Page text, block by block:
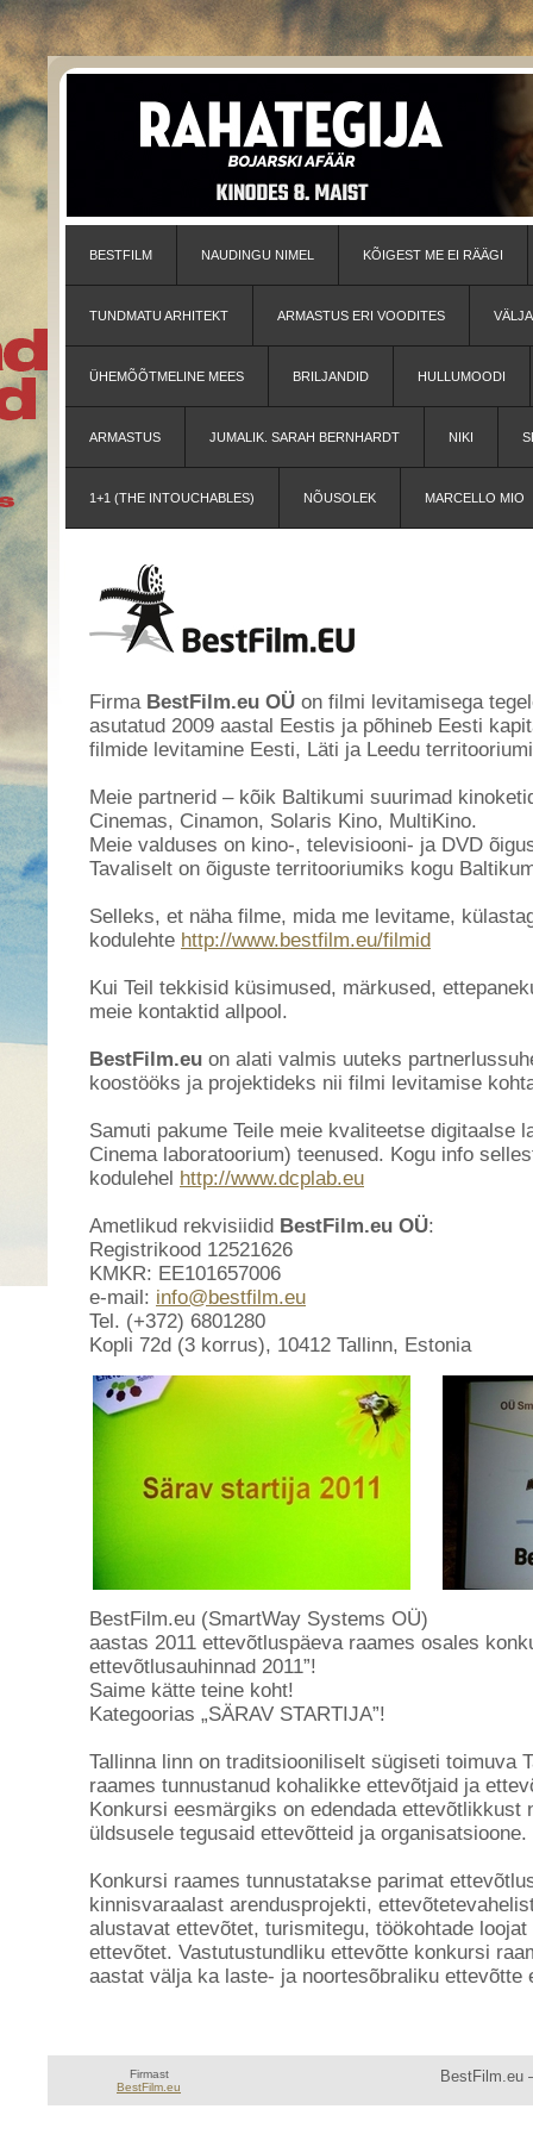
BESTFILM NAUDINGU NIMEL KÕIGEST ME EI RÄÄGI
TUNDMATU ARHITEKT ARMASTUS ERI VOODITES
ÜHEMÕÕTMELINE MEES BRILJANDID HULLUMOODI
ARMASTUS JUMALIK. SARAH BERNHARDT NIKI
1+1 (THE INTOUCHABLES) NÕUSOLEK MARCELLO MIO
Firma BestFilm.eu OÜ on filmi levitamisega
asutatud 2009 aastal Eestis ja põhineb Eesti
filmide levitamine Eesti, Läti ja Leedu
Meie partnerid – kõik Baltikumi suurimad
Cinemas, Cinamon, Solaris Kino, MultiKino.
Meie valduses on kino-, televisiooni- ja DVD
Tavaliselt on õiguste territooriumiks kogu
Selleks, et näha filme, mida me levitame,
kodulehte http://www.bestfilm.eu/filmid
Kui Teil tekkisid küsimused, märkused,
meie kontaktid allpool.
BestFilm.eu on alati valmis uuteks
koostööks ja projektideks nii filmi levitamise
Samuti pakume Teile meie kvaliteetse digitaalse
Cinema laboratoorium) teenused. Kogu info
kodulehel http://www.dcplab.eu
Ametlikud rekvisiidid BestFilm.eu OÜ:
Registrikood 12521626
KMKR: EE101657006
e-mail: info@bestfilm.eu
Tel. (+372) 6801280
Kopli 72d (3 korrus), 10412 Tallinn, Estonia
BestFilm.eu (SmartWay Systems OÜ)
aastas 2011 ettevõtluspäeva raames osales
ettevõtlusauhinnad 2011”!
Saime kätte teine koht!
Kategoorias „SÄRAV STARTIJA”!
Tallinna linn on traditsiooniliselt sügiseti toimuva
raames tunnustanud kohalikke ettevõtjaid ja
Konkursi eesmärgiks on edendada ettevõtlikkust
üldsusele tegusaid ettevõtteid ja organisatsioone.
Konkursi raames tunnustatakse parimat
kinnisvaraalast arendusprojekti,
alustavat ettevõtet, turismitegu, töökohtade
ettevõtet. Vastutustundliku ettevõtte konkursi
aastat välja ka laste- ja noortesõbraliku ettevõtte
Firmast
BestFilm.eu
BestFilm.eu